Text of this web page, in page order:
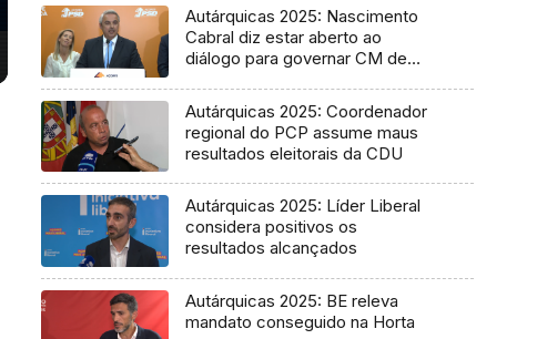
Autárquicas 2025: Nascimento
Cabral diz estar aberto ao
diálogo para governar CM de
Autárquicas 2025: Coordenador
regional do PCP assume maus
resultados eleitorais da CDU
Autárquicas 2025: Líder Liberal
considera positivos os
resultados alcançados
Autárquicas 2025: BE releva
mandato conseguido na Horta